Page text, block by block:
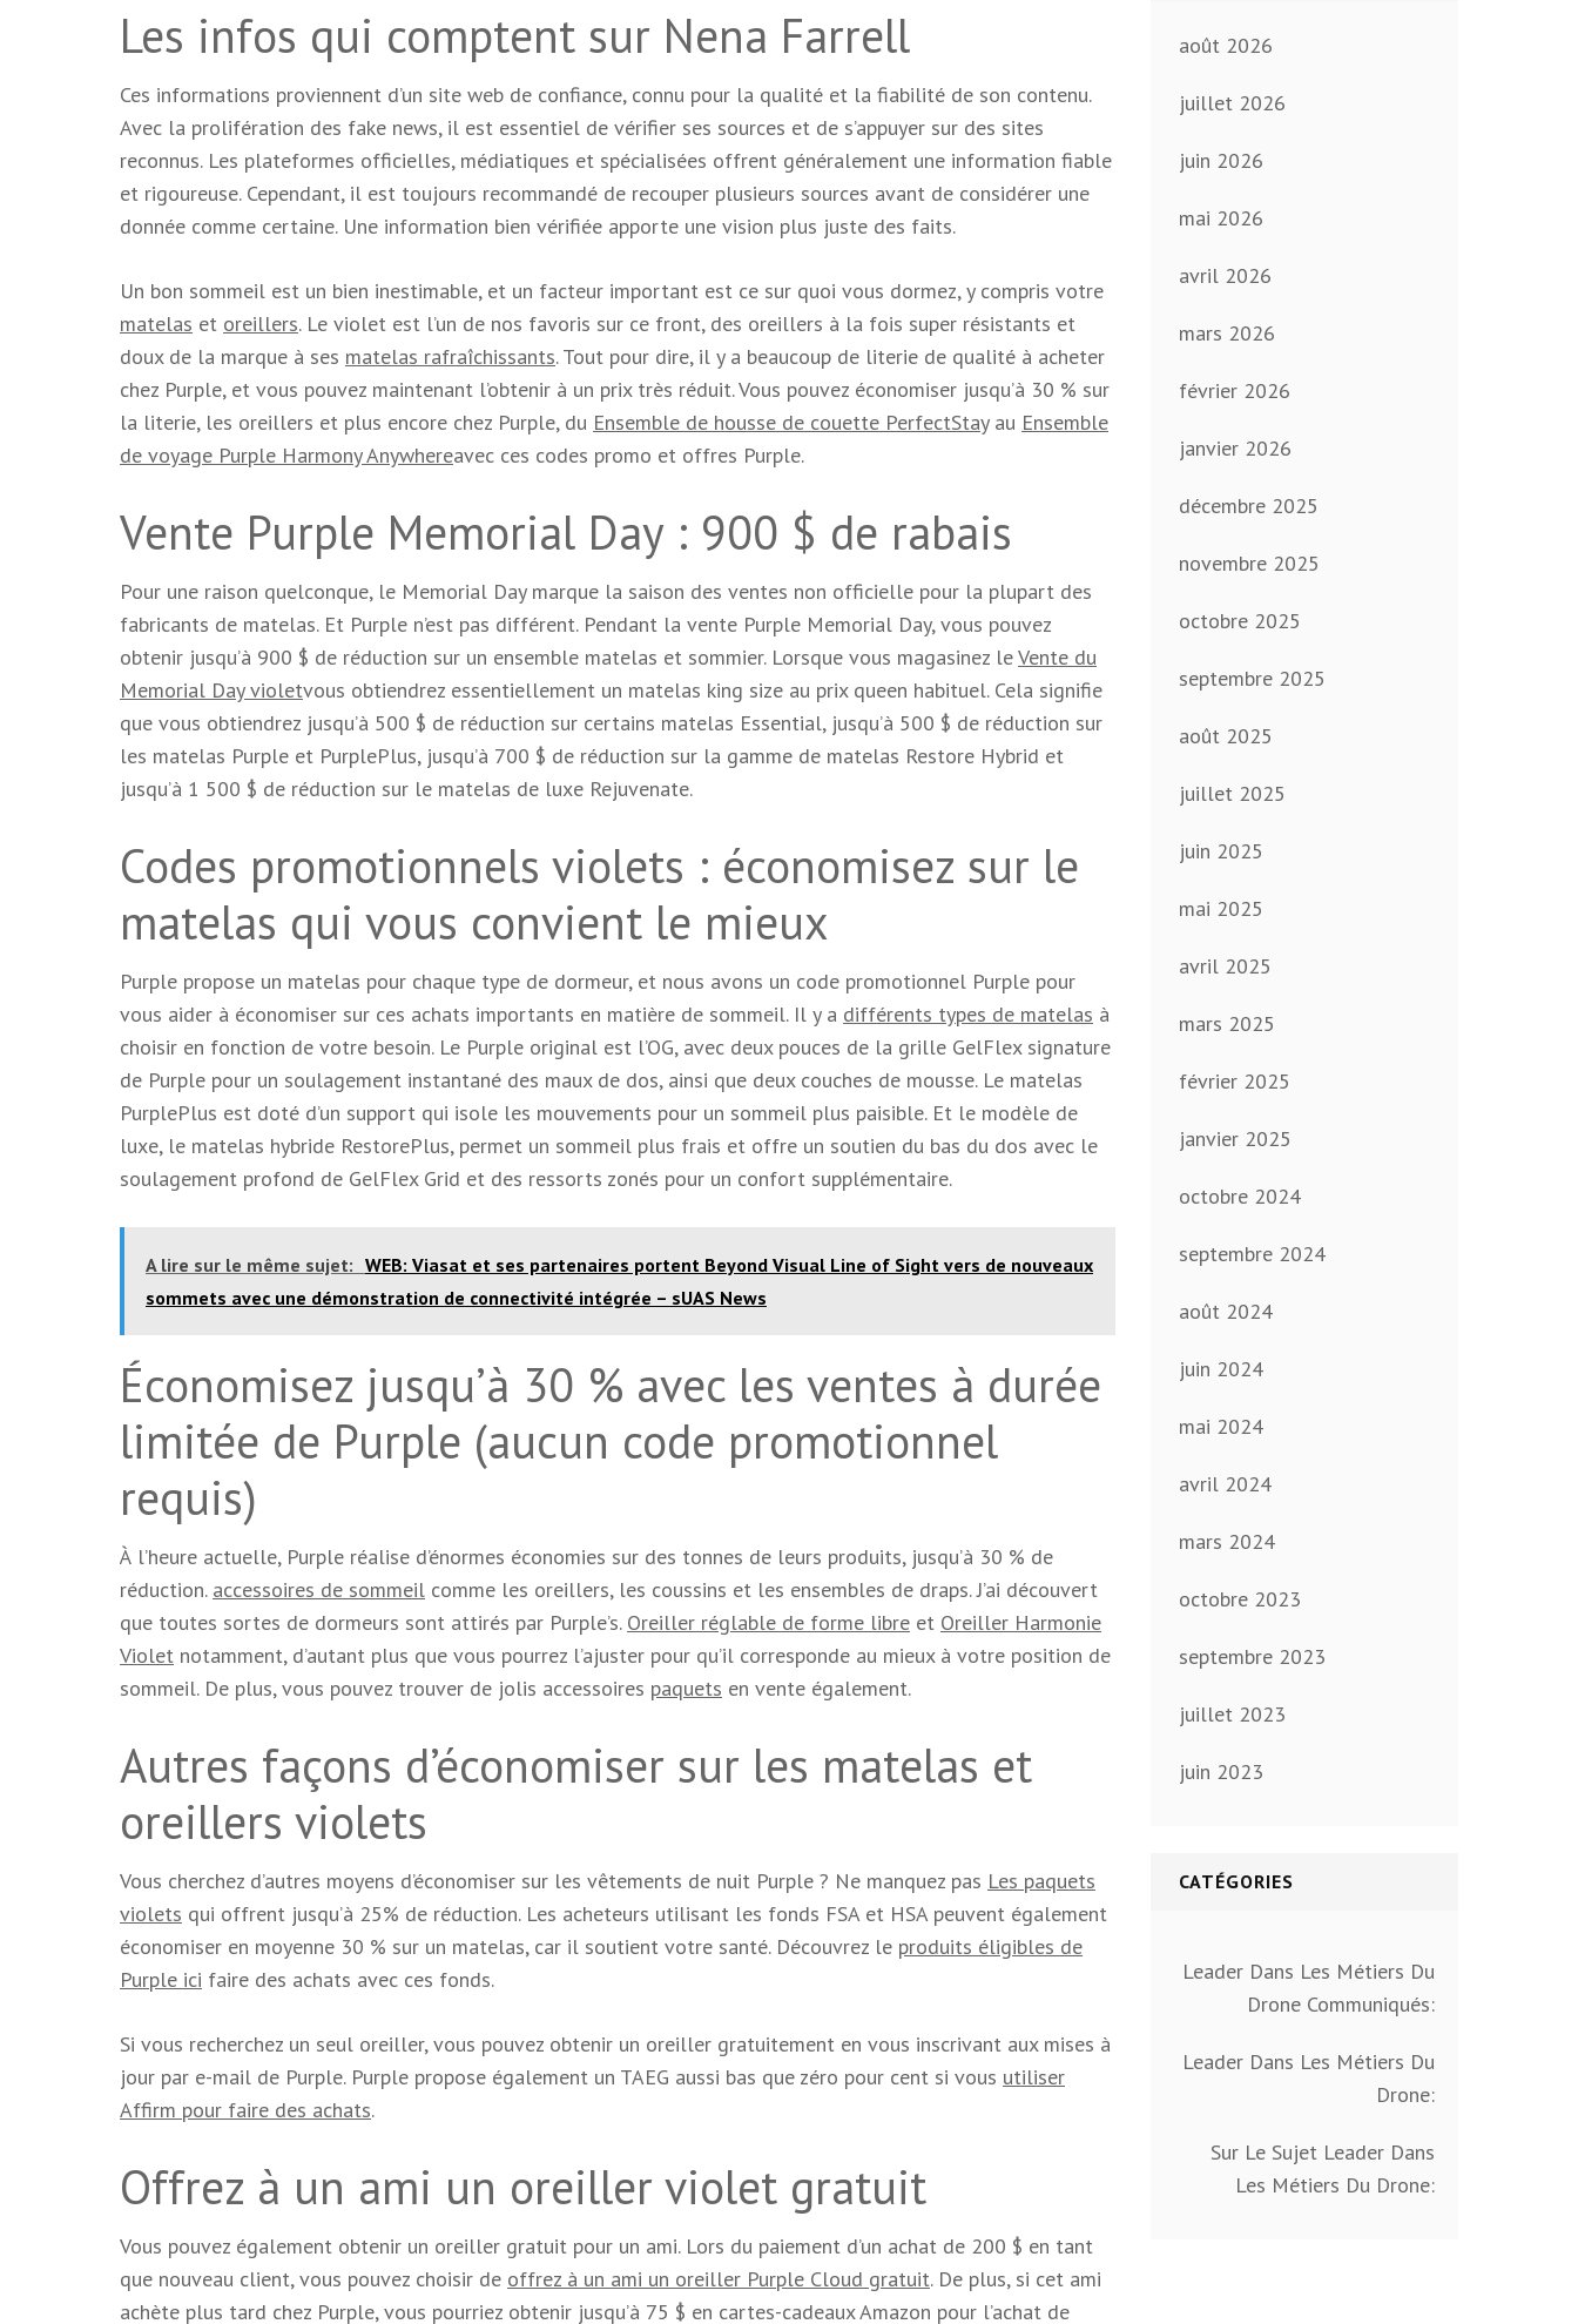
Les infos qui comptent sur Nena Farrell
Ces informations proviennent d’un site web de confiance, connu pour la qualité et la fiabilité de son contenu.
Avec la prolifération des fake news, il est essentiel de vérifier ses sources et de s’appuyer sur des sites
reconnus. Les plateformes officielles, médiatiques et spécialisées offrent généralement une information fiable
et rigoureuse. Cependant, il est toujours recommandé de recouper plusieurs sources avant de considérer une
donnée comme certaine. Une information bien vérifiée apporte une vision plus juste des faits.
Un bon sommeil est un bien inestimable, et un facteur important est ce sur quoi vous dormez, y compris votre
matelas et oreillers. Le violet est l’un de nos favoris sur ce front, des oreillers à la fois super résistants et
doux de la marque à ses matelas rafraîchissants. Tout pour dire, il y a beaucoup de literie de qualité à acheter
chez Purple, et vous pouvez maintenant l’obtenir à un prix très réduit. Vous pouvez économiser jusqu’à 30 % sur
la literie, les oreillers et plus encore chez Purple, du Ensemble de housse de couette PerfectStayau Ensemble
de voyage Purple Harmony Anywhereavec ces codes promo et offres Purple.
Vente Purple Memorial Day : 900 $ de rabais
Pour une raison quelconque, le Memorial Day marque la saison des ventes non officielle pour la plupart des
fabricants de matelas. Et Purple n’est pas différent. Pendant la vente Purple Memorial Day, vous pouvez
obtenir jusqu’à 900 $ de réduction sur un ensemble matelas et sommier. Lorsque vous magasinez leVente du
Memorial Day violetvous obtiendrez essentiellement un matelas king size au prix queen habituel. Cela signifie
que vous obtiendrez jusqu’à 500 $ de réduction sur certains matelas Essential, jusqu’à 500 $ de réduction sur
les matelas Purple et PurplePlus, jusqu’à 700 $ de réduction sur la gamme de matelas Restore Hybrid et
jusqu’à 1 500 $ de réduction sur le matelas de luxe Rejuvenate.
Codes promotionnels violets : économisez sur le
matelas qui vous convient le mieux
Purple propose un matelas pour chaque type de dormeur, et nous avons un code promotionnel Purple pour
vous aider à économiser sur ces achats importants en matière de sommeil. Il y a différents types de matelas à
choisir en fonction de votre besoin. Le Purple original est l’OG, avec deux pouces de la grille GelFlex signature
de Purple pour un soulagement instantané des maux de dos, ainsi que deux couches de mousse. Le matelas
PurplePlus est doté d’un support qui isole les mouvements pour un sommeil plus paisible. Et le modèle de
luxe, le matelas hybride RestorePlus, permet un sommeil plus frais et offre un soutien du bas du dos avec le
soulagement profond de GelFlex Grid et des ressorts zonés pour un confort supplémentaire.
A lire sur le même sujet: WEB: Viasat et ses partenaires portent Beyond Visual Line of Sight vers de nouveaux
sommets avec une démonstration de connectivité intégrée – sUAS News
Économisez jusqu’à 30 % avec les ventes à durée
limitée de Purple (aucun code promotionnel
requis)
À l’heure actuelle, Purple réalise d’énormes économies sur des tonnes de leurs produits, jusqu’à 30 % de
réduction. accessoires de sommeil comme les oreillers, les coussins et les ensembles de draps. J’ai découvert
que toutes sortes de dormeurs sont attirés par Purple’s. Oreiller réglable de forme libre et Oreiller Harmonie
Violet notamment, d’autant plus que vous pourrez l’ajuster pour qu’il corresponde au mieux à votre position de
sommeil. De plus, vous pouvez trouver de jolis accessoires paquets en vente également.
Autres façons d’économiser sur les matelas et
oreillers violets
Vous cherchez d’autres moyens d’économiser sur les vêtements de nuit Purple ? Ne manquez pas Les paquets
violets qui offrent jusqu’à 25% de réduction. Les acheteurs utilisant les fonds FSA et HSA peuvent également
économiser en moyenne 30 % sur un matelas, car il soutient votre santé. Découvrez le produits éligibles de
Purple ici faire des achats avec ces fonds.
Si vous recherchez un seul oreiller, vous pouvez obtenir un oreiller gratuitement en vous inscrivant aux mises à
jour par e-mail de Purple. Purple propose également un TAEG aussi bas que zéro pour cent si vous utiliser
Affirm pour faire des achats.
Offrez à un ami un oreiller violet gratuit
Vous pouvez également obtenir un oreiller gratuit pour un ami. Lors du paiement d’un achat de 200 $ en tant
que nouveau client, vous pouvez choisir de offrez à un ami un oreiller Purple Cloud gratuit. De plus, si cet ami
achète plus tard chez Purple, vous pourriez obtenir jusqu’à 75 $ en cartes-cadeaux Amazon pour l’achat de
août 2026
juillet 2026
juin 2026
mai 2026
avril 2026
mars 2026
février 2026
janvier 2026
décembre 2025
novembre 2025
octobre 2025
septembre 2025
août 2025
juillet 2025
juin 2025
mai 2025
avril 2025
mars 2025
février 2025
janvier 2025
octobre 2024
septembre 2024
août 2024
juin 2024
mai 2024
avril 2024
mars 2024
octobre 2023
septembre 2023
juillet 2023
juin 2023
CATÉGORIES
Leader Dans Les Métiers Du
Drone Communiqués:
Leader Dans Les Métiers Du
Drone:
Sur Le Sujet Leader Dans
Les Métiers Du Drone: